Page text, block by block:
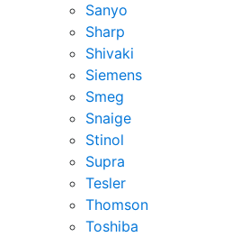
Sanyo
Sharp
Shivaki
Siemens
Smeg
Snaige
Stinol
Supra
Tesler
Thomson
Toshiba